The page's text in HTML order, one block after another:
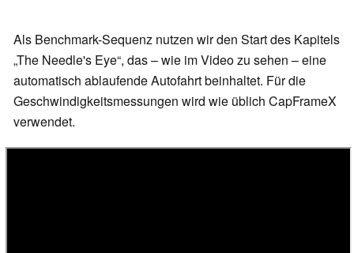
Als Benchmark-Sequenz nutzen wir den Start des Kapitels
„The Needle's Eye“, das – wie im Video zu sehen – eine
automatisch ablaufende Autofahrt beinhaltet. Für die
Geschwindigkeitsmessungen wird wie üblich CapFrameX
verwendet.